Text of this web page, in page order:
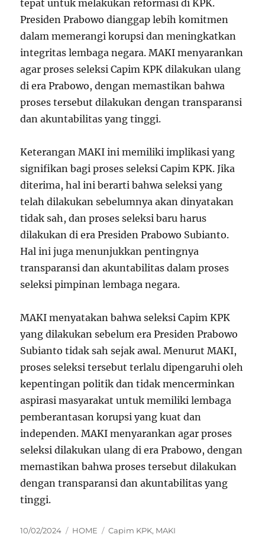
tepat untuk melakukan reformasi di KPK.
Presiden Prabowo dianggap lebih komitmen
dalam memerangi korupsi dan meningkatkan
integritas lembaga negara. MAKI menyarankan
agar proses seleksi Capim KPK dilakukan ulang
di era Prabowo, dengan memastikan bahwa
proses tersebut dilakukan dengan transparansi
dan akuntabilitas yang tinggi.
Keterangan MAKI ini memiliki implikasi yang
signifikan bagi proses seleksi Capim KPK. Jika
diterima, hal ini berarti bahwa seleksi yang
telah dilakukan sebelumnya akan dinyatakan
tidak sah, dan proses seleksi baru harus
dilakukan di era Presiden Prabowo Subianto.
Hal ini juga menunjukkan pentingnya
transparansi dan akuntabilitas dalam proses
seleksi pimpinan lembaga negara.
MAKI menyatakan bahwa seleksi Capim KPK
yang dilakukan sebelum era Presiden Prabowo
Subianto tidak sah sejak awal. Menurut MAKI,
proses seleksi tersebut terlalu dipengaruhi oleh
kepentingan politik dan tidak mencerminkan
aspirasi masyarakat untuk memiliki lembaga
pemberantasan korupsi yang kuat dan
independen. MAKI menyarankan agar proses
seleksi dilakukan ulang di era Prabowo, dengan
memastikan bahwa proses tersebut dilakukan
dengan transparansi dan akuntabilitas yang
tinggi.
Posted
10/02/2024 Categories
HOME Tags
Capim KPK, MAKI